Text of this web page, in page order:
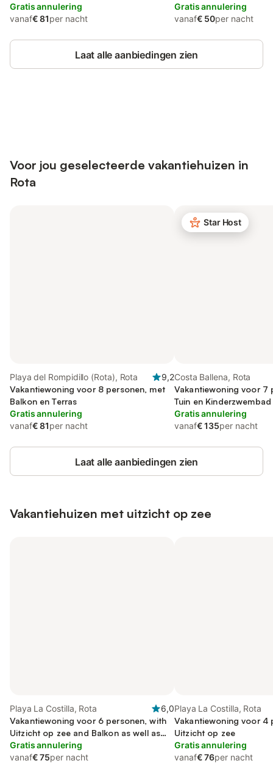
Gratis annulering
vanaf€ 81per nacht
Gratis annulering
vanaf€ 50per nacht
Laat alle aanbiedingen zien
Voor jou geselecteerde vakantiehuizen in
Rota
Playa del Rompidillo (Rota), Rota
9,2
Vakantiewoning voor 8 personen, met
Balkon en Terras
Gratis annulering
vanaf€ 81per nacht
Star Host
Costa Ballena, Rota
Vakantiewoning voor 7
Tuin en Kinderzwembad
Gratis annulering
vanaf€ 135per nacht
Laat alle aanbiedingen zien
Vakantiehuizen met uitzicht op zee
Playa La Costilla, Rota
6,0
Vakantiewoning voor 6 personen, with
Uitzicht op zee and Balkon as well as
Terras
Gratis annulering
vanaf€ 75per nacht
Playa La Costilla, Rota
Vakantiewoning voor 4
Uitzicht op zee
Gratis annulering
vanaf€ 76per nacht